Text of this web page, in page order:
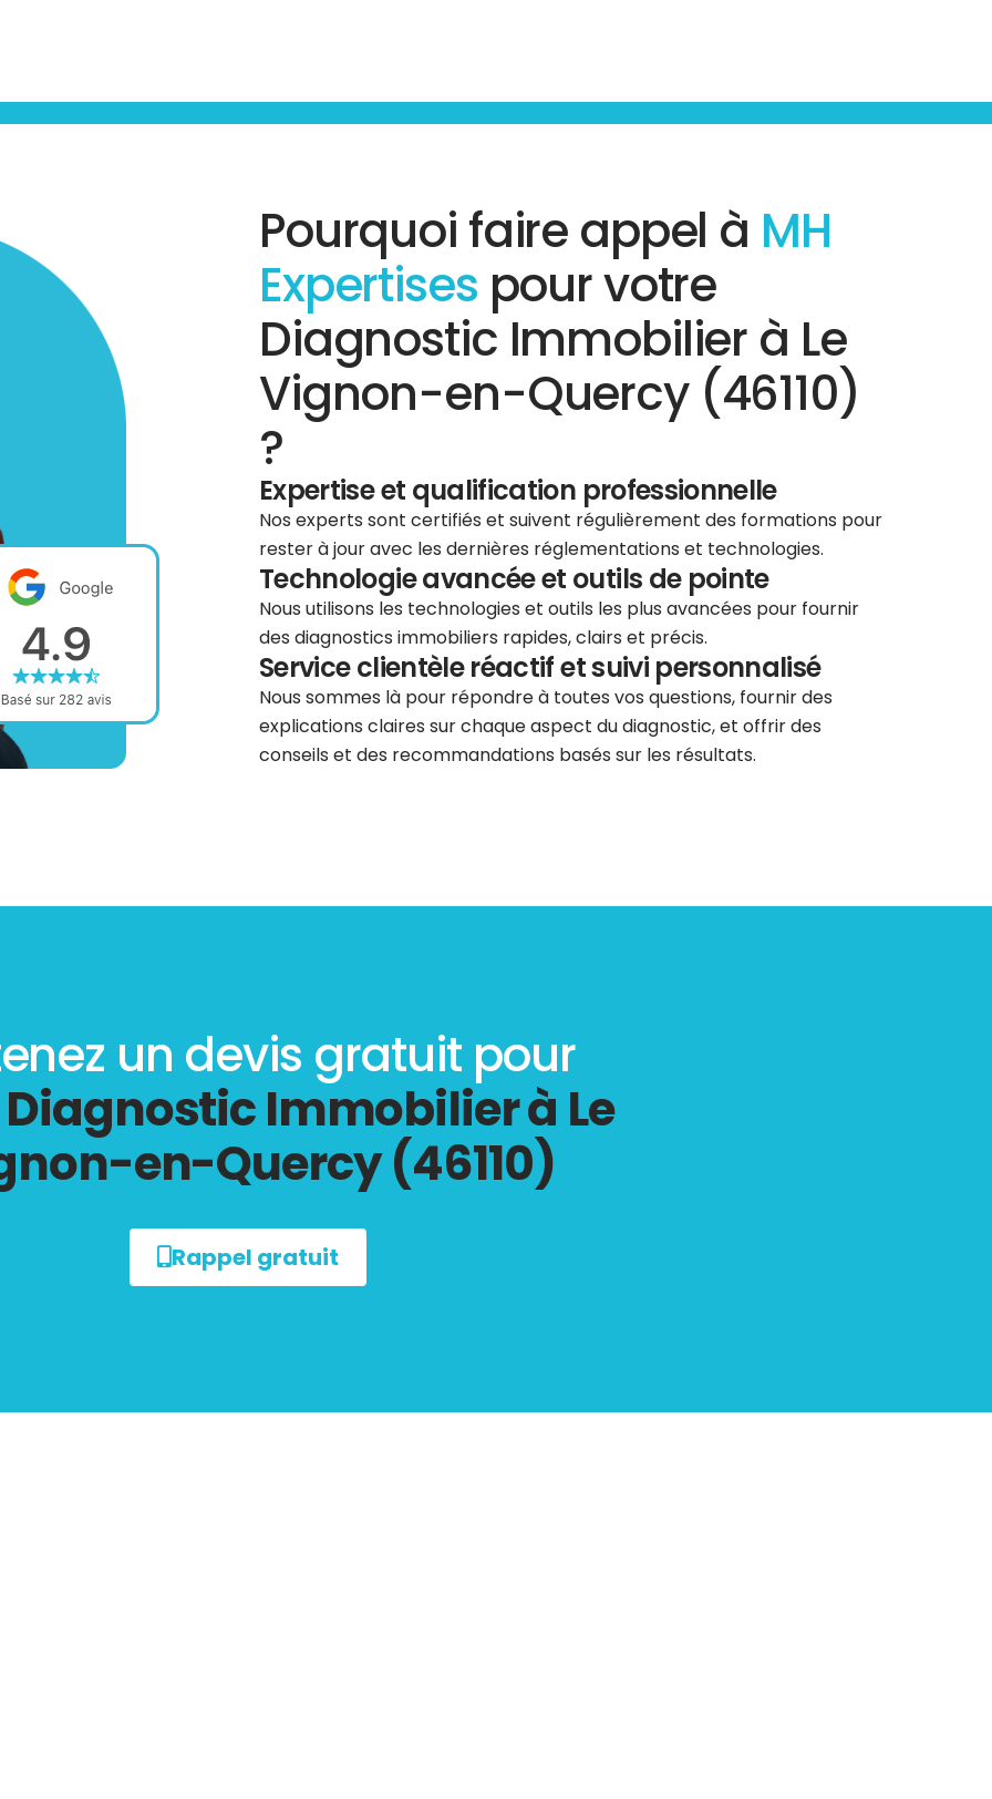
Pourquoi faire appel à MH
Expertises pour votre
Diagnostic Immobilier à Le
Vignon-en-Quercy (46110)
?
Expertise et qualification professionnelle
Nos experts sont certifiés et suivent régulièrement des formations pour
rester à jour avec les dernières réglementations et technologies.
Technologie avancée et outils de pointe
Nous utilisons les technologies et outils les plus avancées pour fournir
des diagnostics immobiliers rapides, clairs et précis.
Service clientèle réactif et suivi personnalisé
Nous sommes là pour répondre à toutes vos questions, fournir des
explications claires sur chaque aspect du diagnostic, et offrir des
conseils et des recommandations basés sur les résultats.
un devis gratuit pour
Diagnostic Immobilier à Le
en-Quercy (46110)
Rappel gratuit